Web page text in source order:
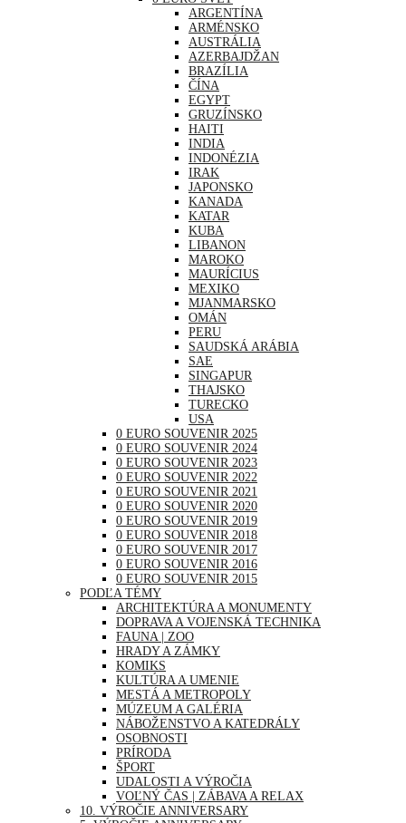
ARGENTÍNA
ARMÉNSKO
AUSTRÁLIA
AZERBAJDŽAN
BRAZÍLIA
ČÍNA
EGYPT
GRUZÍNSKO
HAITI
INDIA
INDONÉZIA
IRAK
JAPONSKO
KANADA
KATAR
KUBA
LIBANON
MAROKO
MAURÍCIUS
MEXIKO
MJANMARSKO
OMÁN
PERU
SAUDSKÁ ARÁBIA
SAE
SINGAPUR
THAJSKO
TURECKO
USA
0 EURO SOUVENIR 2025
0 EURO SOUVENIR 2024
0 EURO SOUVENIR 2023
0 EURO SOUVENIR 2022
0 EURO SOUVENIR 2021
0 EURO SOUVENIR 2020
0 EURO SOUVENIR 2019
0 EURO SOUVENIR 2018
0 EURO SOUVENIR 2017
0 EURO SOUVENIR 2016
0 EURO SOUVENIR 2015
PODĽA TÉMY
ARCHITEKTÚRA A MONUMENTY
DOPRAVA A VOJENSKÁ TECHNIKA
FAUNA | ZOO
HRADY A ZÁMKY
KOMIKS
KULTÚRA A UMENIE
MESTÁ A METROPOLY
MÚZEUM A GALÉRIA
NÁBOŽENSTVO A KATEDRÁLY
OSOBNOSTI
PRÍRODA
ŠPORT
UDALOSTI A VÝROČIA
VOĽNÝ ČAS | ZÁBAVA A RELAX
10. VÝROČIE ANNIVERSARY